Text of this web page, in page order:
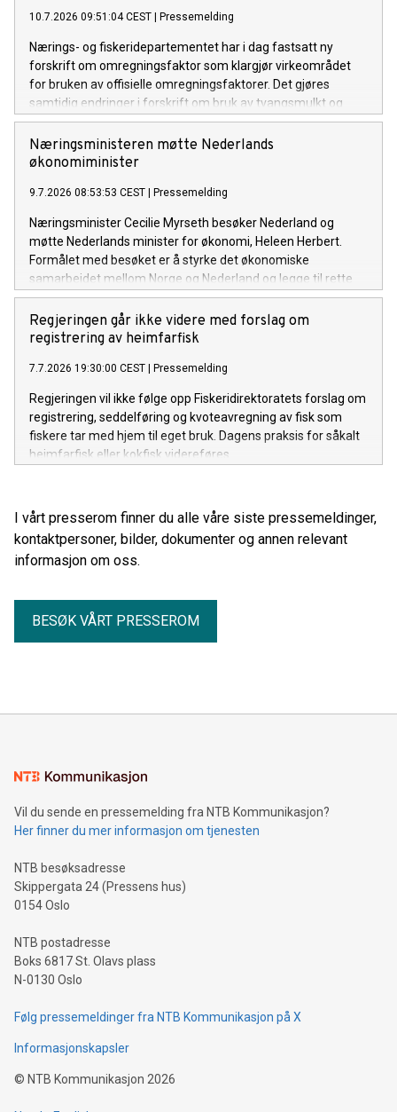
10.7.2026 09:51:04 CEST | Pressemelding
Nærings- og fiskeridepartementet har i dag fastsatt ny
forskrift om omregningsfaktor som klargjør virkeområdet
for bruken av offisielle omregningsfaktorer. Det gjøres
samtidig endringer i forskrift om bruk av tvangsmulkt og
overtredelsesgebyr ved brudd på havressurslova og
deltakerloven, i tråd med sanksjonsreglene i den nye
forskriften.
Næringsministeren møtte Nederlands
økonomiminister
9.7.2026 08:53:53 CEST | Pressemelding
Næringsminister Cecilie Myrseth besøker Nederland og
møtte Nederlands minister for økonomi, Heleen Herbert.
Formålet med besøket er å styrke det økonomiske
samarbeidet mellom Norge og Nederland og legge til rette
for økt handel, investeringer og næringslivssamarbeid.
Regjeringen går ikke videre med forslag om
registrering av heimfarfisk
7.7.2026 19:30:00 CEST | Pressemelding
Regjeringen vil ikke følge opp Fiskeridirektoratets forslag om
registrering, seddelføring og kvoteavregning av fisk som
fiskere tar med hjem til eget bruk. Dagens praksis for såkalt
heimfarfisk eller kokfisk videreføres.
I vårt presserom finner du alle våre siste pressemeldinger,
kontaktpersoner, bilder, dokumenter og annen relevant
informasjon om oss.
BESØK VÅRT PRESSEROM
Vil du sende en pressemelding fra NTB Kommunikasjon?
Her finner du mer informasjon om tjenesten
NTB besøksadresse
Skippergata 24 (Pressens hus)
0154 Oslo
NTB postadresse
Boks 6817 St. Olavs plass
N-0130 Oslo
Følg pressemeldinger fra NTB Kommunikasjon på X
Informasjonskapsler
© NTB Kommunikasjon 2026